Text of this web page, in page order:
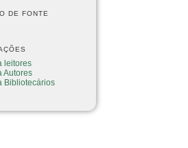
DE FONTE
leitores
Autores
Bibliotecários